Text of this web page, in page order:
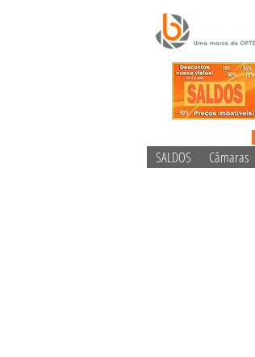
SALDOS Câmaras